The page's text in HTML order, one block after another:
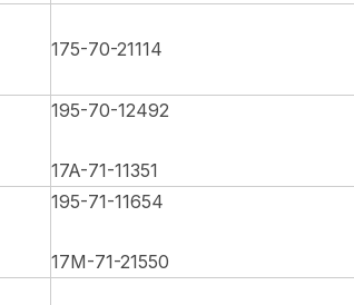
175-70-21114
195-70-12492
17A-71-11351
195-71-11654
17M-71-21550